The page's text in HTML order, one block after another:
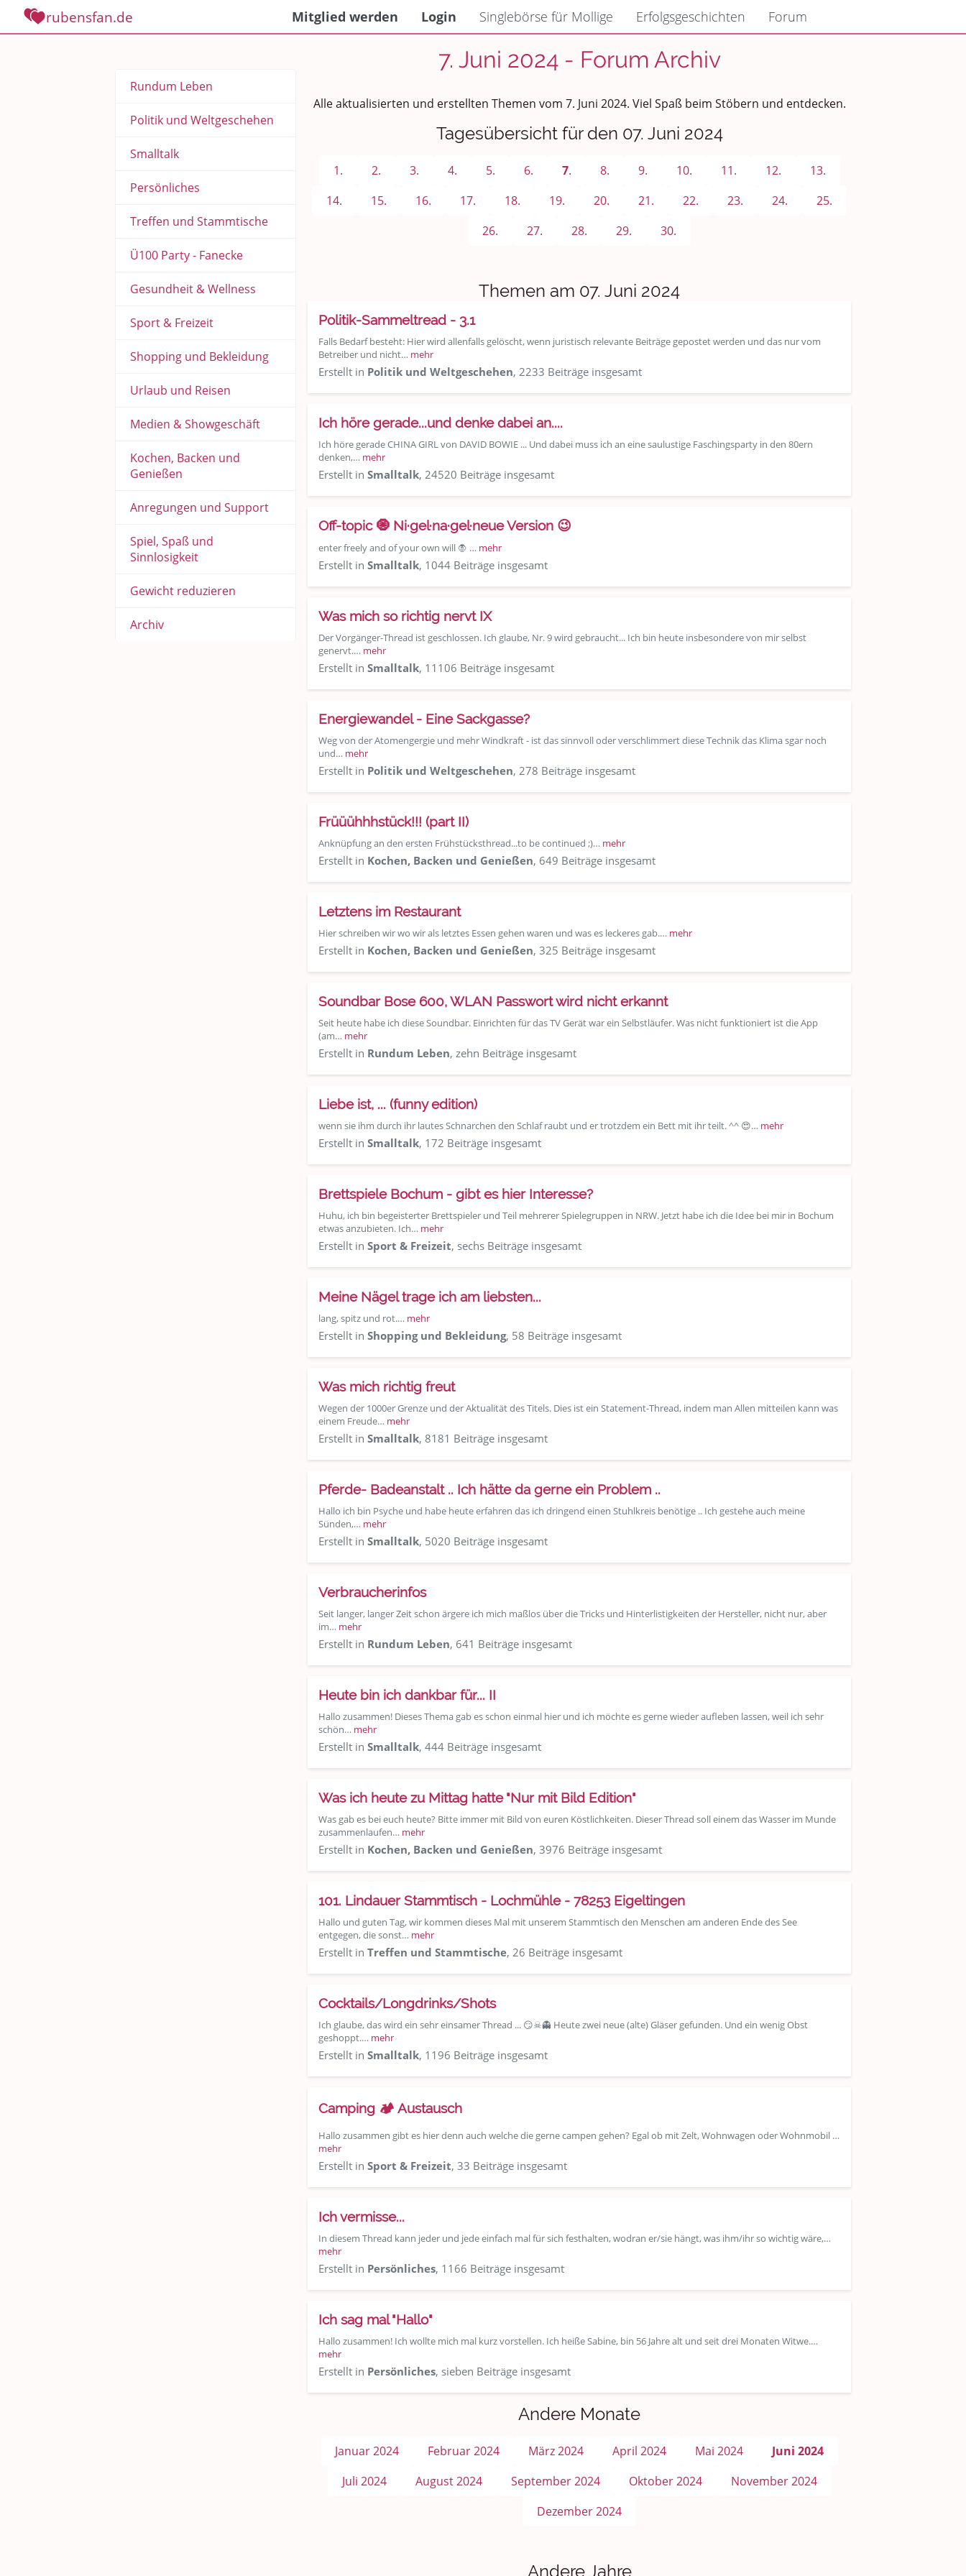
rubensfan.de Mitglied werden Login Singlebörse für Mollige Erfolgsgeschichten Forum
Rundum Leben
Politik und Weltgeschehen
Smalltalk
Persönliches
Treffen und Stammtische
Ü100 Party - Fanecke
Gesundheit & Wellness
Sport & Freizeit
Shopping und Bekleidung
Urlaub und Reisen
Medien & Showgeschäft
Kochen, Backen und
Genießen
Anregungen und Support
Spiel, Spaß und
Sinnlosigkeit
Gewicht reduzieren
Archiv
7. Juni 2024 - Forum Archiv
Alle aktualisierten und erstellten Themen vom 7. Juni 2024. Viel Spaß beim Stöbern und entdecken.
Tagesübersicht für den 07. Juni 2024
1. 2. 3. 4. 5. 6. 7. 8. 9. 10. 11. 12.
13.
14.
15. 16. 17. 18. 19. 20. 21. 22. 23. 24.
25.
26.
27. 28. 29. 30.
Themen am 07. Juni 2024
Politik-Sammeltread - 3.1
Falls Bedarf besteht: Hier wird allenfalls gelöscht, wenn juristisch relevante Beiträge gepostet werden und das nur vom
Betreiber und nicht… mehr
Erstellt in Politik und Weltgeschehen, 2233 Beiträge insgesamt
Ich höre gerade...und denke dabei an....
Ich höre gerade CHINA GIRL von DAVID BOWIE ... Und dabei muss ich an eine saulustige Faschingsparty in den 80ern
denken,… mehr
Erstellt in Smalltalk, 24520 Beiträge insgesamt
Off-topic 🧿 Ni·gel·na·gel·neue Version 😉
enter freely and of your own will 🧛 … mehr
Erstellt in Smalltalk, 1044 Beiträge insgesamt
Was mich so richtig nervt IX
Der Vorgänger-Thread ist geschlossen. Ich glaube, Nr. 9 wird gebraucht... Ich bin heute insbesondere von mir selbst
genervt.… mehr
Erstellt in Smalltalk, 11106 Beiträge insgesamt
Energiewandel - Eine Sackgasse?
Weg von der Atomengergie und mehr Windkraft - ist das sinnvoll oder verschlimmert diese Technik das Klima sgar noch
und… mehr
Erstellt in Politik und Weltgeschehen, 278 Beiträge insgesamt
Früüühhhstück!!! (part II)
Anknüpfung an den ersten Frühstücksthread...to be continued ;)… mehr
Erstellt in Kochen, Backen und Genießen, 649 Beiträge insgesamt
Letztens im Restaurant
Hier schreiben wir wo wir als letztes Essen gehen waren und was es leckeres gab.… mehr
Erstellt in Kochen, Backen und Genießen, 325 Beiträge insgesamt
Soundbar Bose 600, WLAN Passwort wird nicht erkannt
Seit heute habe ich diese Soundbar. Einrichten für das TV Gerät war ein Selbstläufer. Was nicht funktioniert ist die App
(am… mehr
Erstellt in Rundum Leben, zehn Beiträge insgesamt
Liebe ist, ... (funny edition)
wenn sie ihm durch ihr lautes Schnarchen den Schlaf raubt und er trotzdem ein Bett mit ihr teilt. ^^ 😍… mehr
Erstellt in Smalltalk, 172 Beiträge insgesamt
Brettspiele Bochum - gibt es hier Interesse?
Huhu, ich bin begeisterter Brettspieler und Teil mehrerer Spielegruppen in NRW. Jetzt habe ich die Idee bei mir in Bochum
etwas anzubieten. Ich… mehr
Erstellt in Sport & Freizeit, sechs Beiträge insgesamt
Meine Nägel trage ich am liebsten...
lang, spitz und rot.… mehr
Erstellt in Shopping und Bekleidung, 58 Beiträge insgesamt
Was mich richtig freut
Wegen der 1000er Grenze und der Aktualität des Titels. Dies ist ein Statement-Thread, indem man Allen mitteilen kann was
einem Freude… mehr
Erstellt in Smalltalk, 8181 Beiträge insgesamt
Pferde- Badeanstalt .. Ich hätte da gerne ein Problem ..
Hallo ich bin Psyche und habe heute erfahren das ich dringend einen Stuhlkreis benötige .. Ich gestehe auch meine
Sünden,… mehr
Erstellt in Smalltalk, 5020 Beiträge insgesamt
Verbraucherinfos
Seit langer, langer Zeit schon ärgere ich mich maßlos über die Tricks und Hinterlistigkeiten der Hersteller, nicht nur, aber
im… mehr
Erstellt in Rundum Leben, 641 Beiträge insgesamt
Heute bin ich dankbar für... II
Hallo zusammen! Dieses Thema gab es schon einmal hier und ich möchte es gerne wieder aufleben lassen, weil ich sehr
schön… mehr
Erstellt in Smalltalk, 444 Beiträge insgesamt
Was ich heute zu Mittag hatte "Nur mit Bild Edition"
Was gab es bei euch heute? Bitte immer mit Bild von euren Köstlichkeiten. Dieser Thread soll einem das Wasser im Munde
zusammenlaufen… mehr
Erstellt in Kochen, Backen und Genießen, 3976 Beiträge insgesamt
101. Lindauer Stammtisch - Lochmühle - 78253 Eigeltingen
Hallo und guten Tag, wir kommen dieses Mal mit unserem Stammtisch den Menschen am anderen Ende des See
entgegen, die sonst… mehr
Erstellt in Treffen und Stammtische, 26 Beiträge insgesamt
Cocktails/Longdrinks/Shots
Ich glaube, das wird ein sehr einsamer Thread ... 😏☠👻 Heute zwei neue (alte) Gläser gefunden. Und ein wenig Obst
geshoppt.… mehr
Erstellt in Smalltalk, 1196 Beiträge insgesamt
Camping 🏕️ Austausch
Hallo zusammen gibt es hier denn auch welche die gerne campen gehen? Egal ob mit Zelt, Wohnwagen oder Wohnmobil …
mehr
Erstellt in Sport & Freizeit, 33 Beiträge insgesamt
Ich vermisse...
In diesem Thread kann jeder und jede einfach mal für sich festhalten, wodran er/sie hängt, was ihm/ihr so wichtig wäre,…
mehr
Erstellt in Persönliches, 1166 Beiträge insgesamt
Ich sag mal "Hallo"
Hallo zusammen! Ich wollte mich mal kurz vorstellen. Ich heiße Sabine, bin 56 Jahre alt und seit drei Monaten Witwe.…
mehr
Erstellt in Persönliches, sieben Beiträge insgesamt
Andere Monate
Januar 2024 Februar 2024 März 2024 April 2024 Mai 2024
Juni 2024
Juli 2024
August 2024 September 2024 Oktober 2024
November 2024
Dezember 2024
Andere Jahre